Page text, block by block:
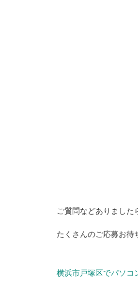
ご質問などありました
たくさんのご応募お待
横浜市戸塚区でパソコ